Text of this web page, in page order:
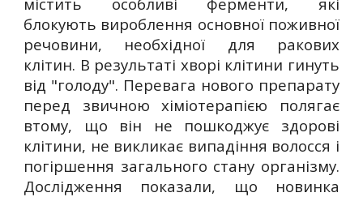
блокують вироблення основної поживної
речовини, необхідної для ракових
клітин. В результаті хворі клітини гинуть
від "голоду". Перевага нового препарату
перед звичною хіміотерапією полягає
втому, що він не пошкоджує здорові
клітини, не викликає випадіння волосся і
погіршення загального стану організму.
Дослідження показали, що новинка